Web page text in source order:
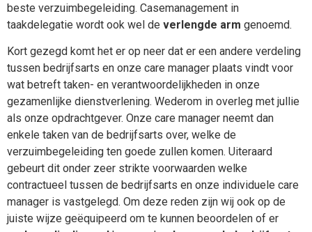
beste verzuimbegeleiding. Casemanagement in
taakdelegatie wordt ook wel de verlengde arm genoemd.
Kort gezegd komt het er op neer dat er een andere verdeling
tussen bedrijfsarts en onze care manager plaats vindt voor
wat betreft taken- en verantwoordelijkheden in onze
gezamenlijke dienstverlening. Wederom in overleg met jullie
als onze opdrachtgever. Onze care manager neemt dan
enkele taken van de bedrijfsarts over, welke de
verzuimbegeleiding ten goede zullen komen. Uiteraard
gebeurt dit onder zeer strikte voorwaarden welke
contractueel tussen de bedrijfsarts en onze individuele care
manager is vastgelegd. Om deze reden zijn wij ook op de
juiste wijze geëquipeerd om te kunnen beoordelen of er